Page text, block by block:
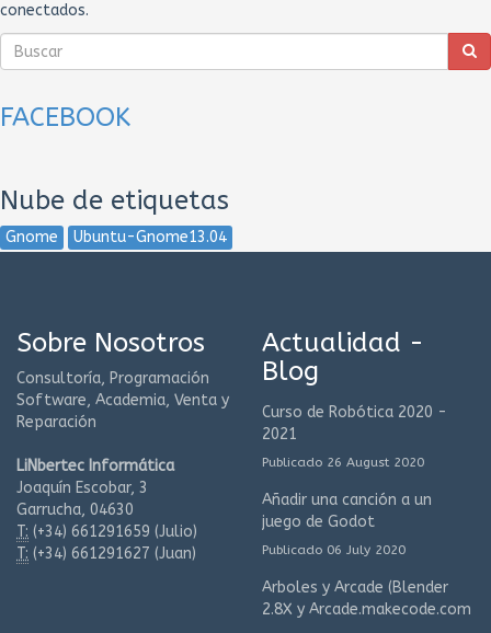
conectados.
FACEBOOK
Nube de etiquetas
Gnome Ubuntu-Gnome13.04
Sobre Nosotros
Consultoría, Programación
Software, Academia, Venta y
Reparación
LiNbertec Informática
Joaquín Escobar, 3
Garrucha, 04630
T: (+34) 661291659 (Julio)
T: (+34) 661291627 (Juan)
Actualidad -
Blog
Curso de Robótica 2020 -
2021
Publicado 26 August 2020
Añadir una canción a un
juego de Godot
Publicado 06 July 2020
Arboles y Arcade (Blender
2.8X y Arcade.makecode.com